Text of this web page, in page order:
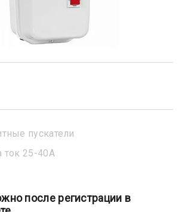
пускатели
ток 25-40А
после регистрации в